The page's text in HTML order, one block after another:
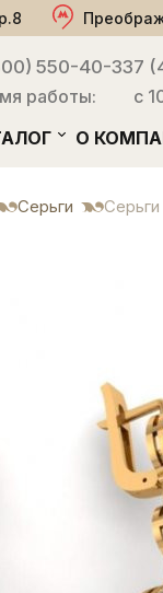
550-40-33
работы:
7
с
О
Серьги